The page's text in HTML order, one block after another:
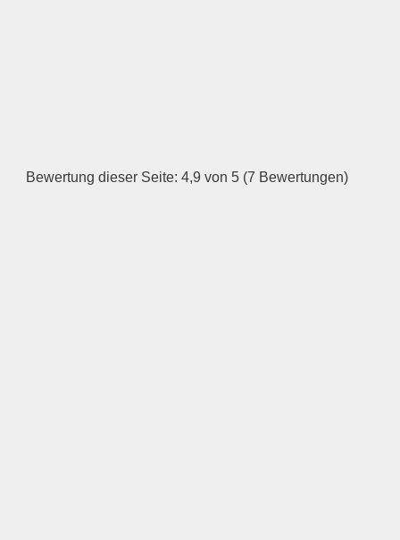
—
Bewertung dieser Seite: 4,9 von 5 (7 Bewertungen)